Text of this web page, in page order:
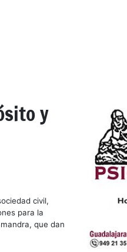
y
civil,
para la
que dan